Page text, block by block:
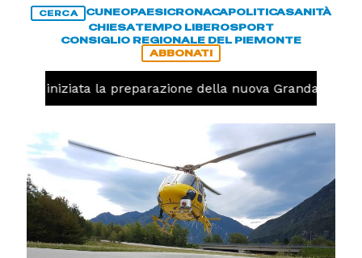
CERCA CUNEOPAESICRONACAPOLITICASANITÀ
CHIESATEMPO LIBEROSPORT
CONSIGLIO REGIONALE DEL PIEMONTE
ABBONATI
iniziata la preparazione della nuova Granda Volley